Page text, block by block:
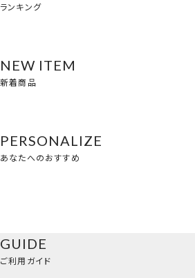
ランキング
NEW ITEM
新着商品
PERSONALIZE
あなたへのおすすめ
GUIDE
ご利用ガイド